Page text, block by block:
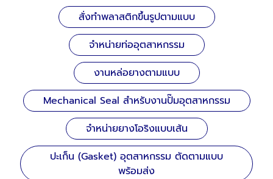
สั่งทำพลาสติกขึ้นรูปตามแบบ
จำหน่ายท่ออุตสาหกรรม
งานหล่อยางตามแบบ
Mechanical Seal สำหรับงานปั๊มอุตสาหกรรม
จำหน่ายยางโอริงแบบเส้น
ปะเก็น (Gasket) อุตสาหกรรม ตัดตามแบบ
พร้อมส่ง